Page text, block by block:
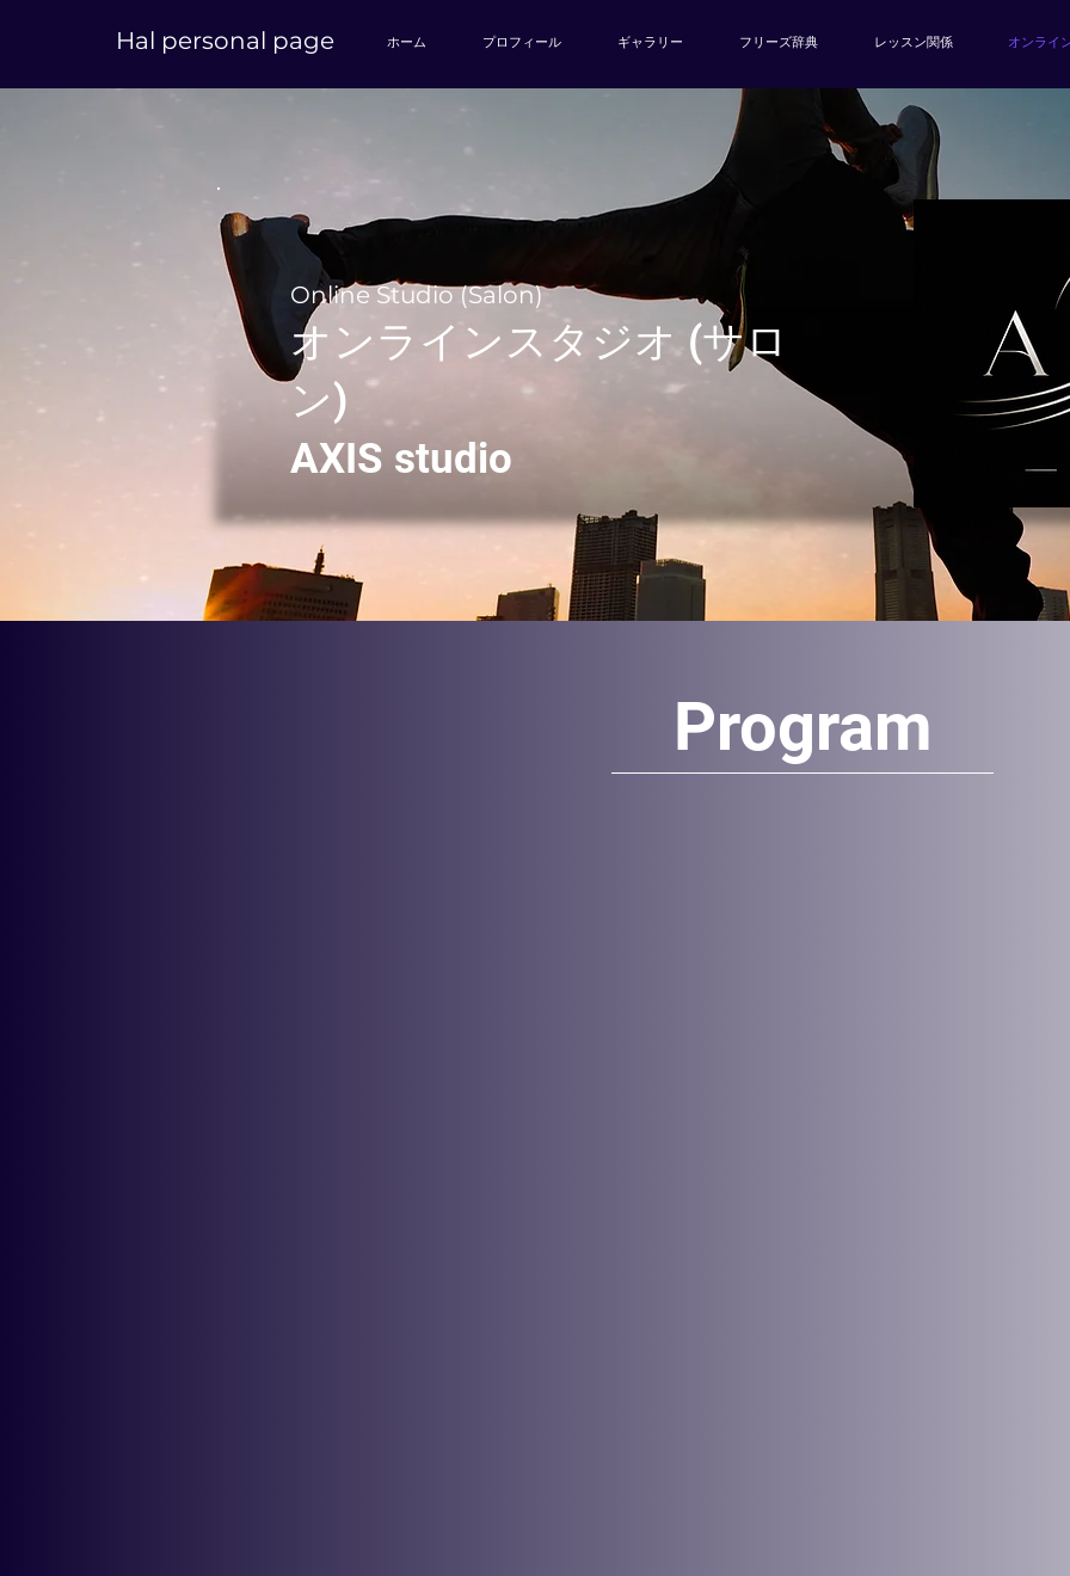
Hal personal page ホーム プロフィール ギャラリー フリーズ辞典 レッスン関係 オンライ
Online Studio (Salon)
オンラインスタジオ (サロ
ン)
​AXIS studio
Program